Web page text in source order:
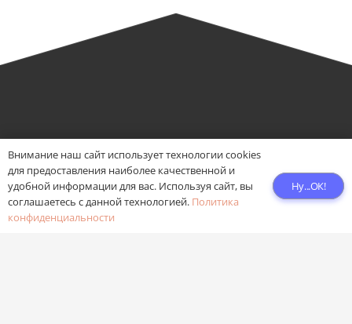
Продвижение и Seo-оптимизация сайтов
Внимание наш сайт использует технологии cookies
для предоставления наиболее качественной и
удобной информации для вас. Используя сайт, вы
соглашаетесь с данной технологией. Политика
конфиденциальности
Ну...ОК!